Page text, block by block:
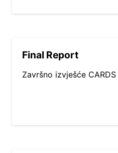
Final Report
Završno izvješće